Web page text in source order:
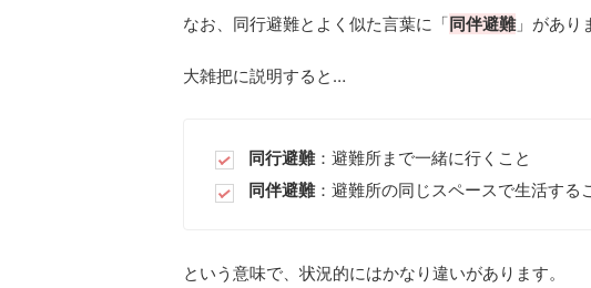
なお、同行避難とよく似た言葉に「同伴避難」があり
大雑把に説明すると…
同行避難：避難所まで一緒に行くこと
同伴避難：避難所の同じスペースで生活する
という意味で、状況的にはかなり違いがあります。